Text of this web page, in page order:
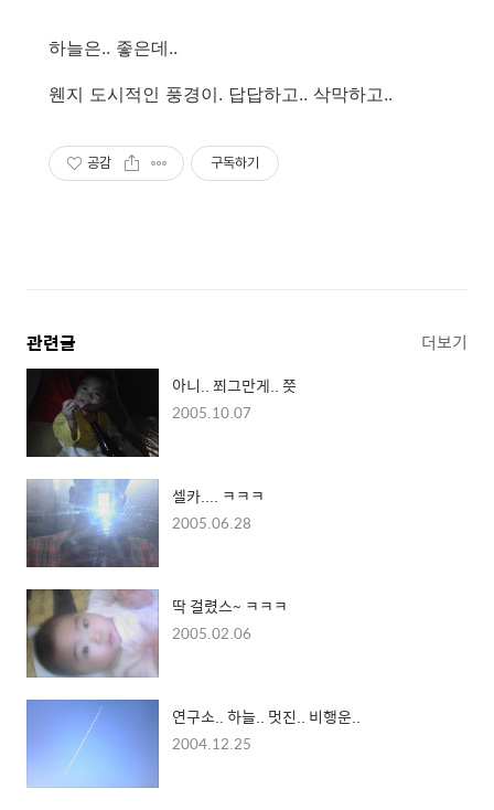
하늘은.. 좋은데..
웬지 도시적인 풍경이. 답답하고.. 삭막하고..
공감 구독하기
관련글 더보기
아니.. 쬐그만게.. 쯧
2005.10.07
셀카.... ㅋㅋㅋ
2005.06.28
딱 걸렸스~ ㅋㅋㅋ
2005.02.06
연구소.. 하늘.. 멋진.. 비행운..
2004.12.25